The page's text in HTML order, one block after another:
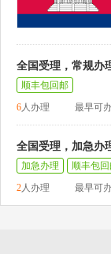
全国受理，常规办
顺丰包回邮
6人办理 最早可
全国受理，加急办
加急办理
顺丰包
2人办理 最早可